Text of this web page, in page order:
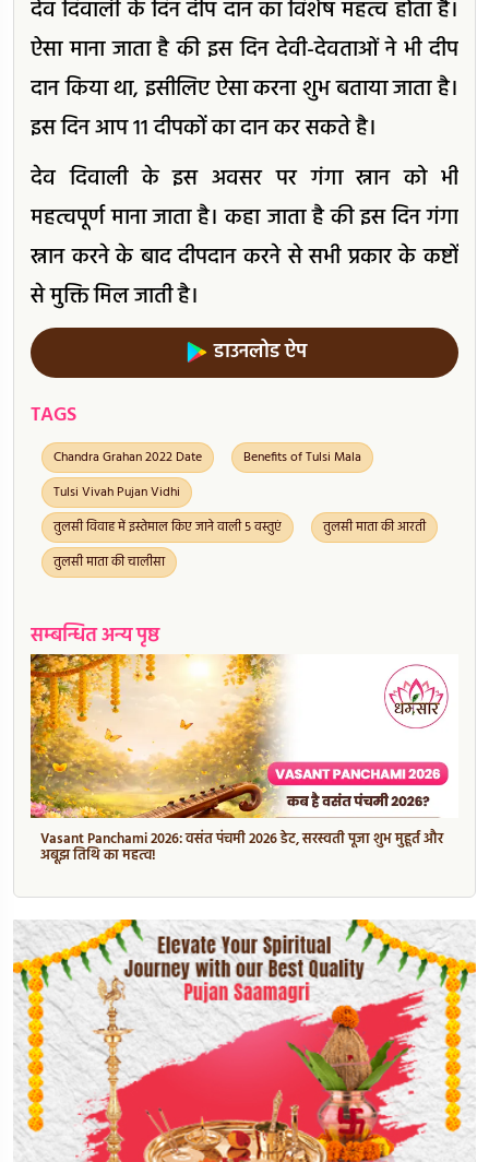
देव दिवाली के दिन दीप दान का विशेष महत्व होता है।
ऐसा माना जाता है की इस दिन देवी-देवताओं ने भी दीप
दान किया था, इसीलिए ऐसा करना शुभ बताया जाता है।
इस दिन आप 11 दीपकों का दान कर सकते है।
देव दिवाली के इस अवसर पर गंगा स्नान को भी
महत्वपूर्ण माना जाता है। कहा जाता है की इस दिन गंगा
स्नान करने के बाद दीपदान करने से सभी प्रकार के कष्टों
से मुक्ति मिल जाती है।
डाउनलोड ऐप
TAGS
Chandra Grahan 2022 Date
Benefits of Tulsi Mala
Tulsi Vivah Pujan Vidhi
तुलसी विवाह में इस्तेमाल किए जाने वाली 5 वस्तुएं
तुलसी माता की आरती
तुलसी माता की चालीसा
सम्बन्धित अन्य पृष्ठ
Vasant Panchami 2026: वसंत पंचमी 2026 डेट, सरस्वती पूजा शुभ मुहूर्त और
अबूझ तिथि का महत्व!